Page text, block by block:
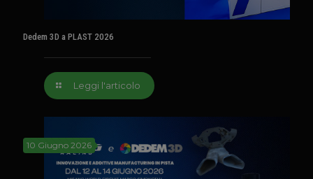
Dedem 3D a PLAST 2026
Leggi l'articolo
10 Giugno 2026